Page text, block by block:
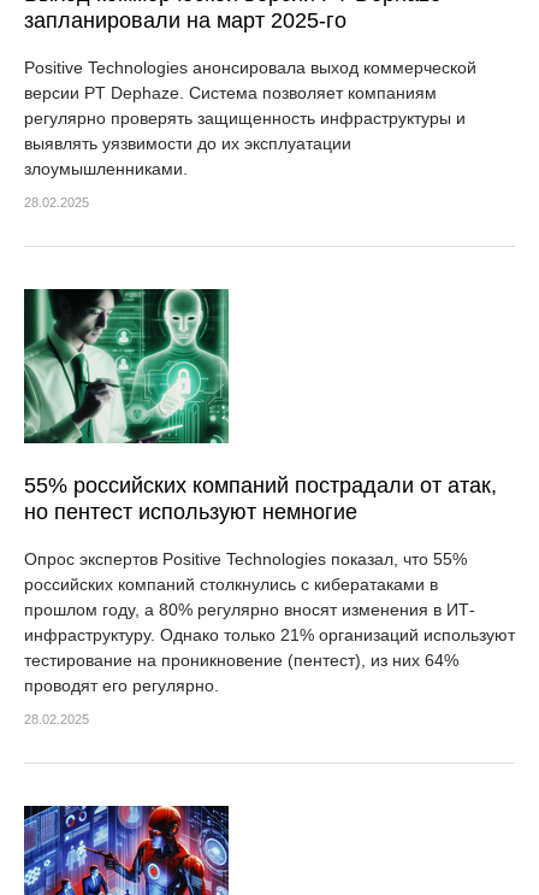
запланировали на март 2025-го
Positive Technologies анонсировала выход коммерческой
версии PT Dephaze. Система позволяет компаниям
регулярно проверять защищенность инфраструктуры и
выявлять уязвимости до их эксплуатации
злоумышленниками.
28.02.2025
55% российских компаний пострадали от атак,
но пентест используют немногие
Опрос экспертов Positive Technologies показал, что 55%
российских компаний столкнулись с кибератаками в
прошлом году, а 80% регулярно вносят изменения в ИТ-
инфраструктуру. Однако только 21% организаций используют
тестирование на проникновение (пентест), из них 64%
проводят его регулярно.
28.02.2025